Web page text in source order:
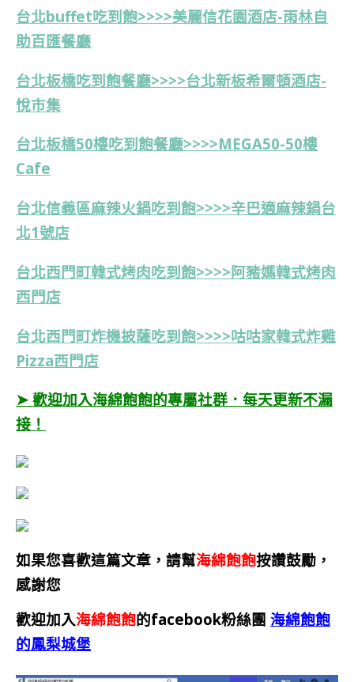
台北buffet吃到飽>>>>美麗信花園酒店-雨林自
助百匯餐廳
台北板橋吃到飽餐廳>>>>台北新板希爾頓酒店-
悅市集
台北板橋50樓吃到飽餐廳>>>>MEGA50-50樓
Cafe
台北信義區麻辣火鍋吃到飽>>>>辛巴適麻辣鍋台
北1號店
台北西門町韓式烤肉吃到飽>>>>阿豬媽韓式烤肉
西門店
台北西門町炸機披薩吃到飽>>>>咕咕家韓式炸雞
Pizza西門店
➤ 歡迎加入海綿飽飽的專屬社群．每天更新不漏
接！
如果您喜歡這篇文章，請幫海綿飽飽按讚鼓勵，
感謝您
歡迎加入海綿飽飽的facebook粉絲團 海綿飽飽
的鳳梨城堡